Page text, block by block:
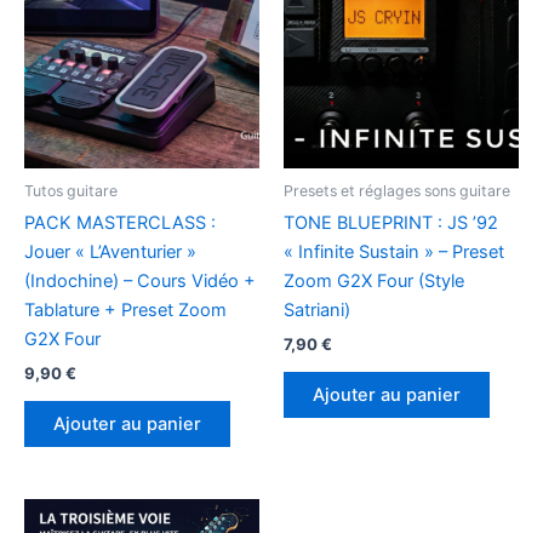
Tutos guitare
PACK MASTERCLASS :
Jouer « L’Aventurier »
(Indochine) – Cours Vidéo +
Tablature + Preset Zoom
G2X Four
9,90€
Ajouter au panier
Presets et réglages sons guitare
TONE BLUEPRINT : JS ’92
« Infinite Sustain » – Preset
Zoom G2X Four (Style
Satriani)
7,90€
Ajouter au panier